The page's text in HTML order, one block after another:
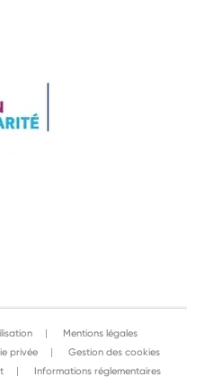
Mentions légales
privée
Gestion des cookies
Informations réglementaires